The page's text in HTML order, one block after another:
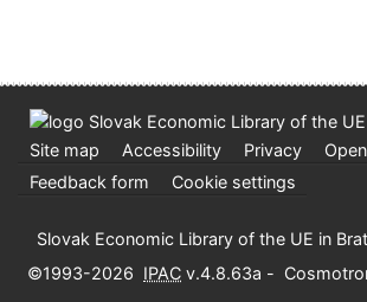
Site map Accessibility Privacy
Feedback form
Cookie settings
Slovak Economic Library of the UE in
©1993-2026 IPAC v.4.8.63a -